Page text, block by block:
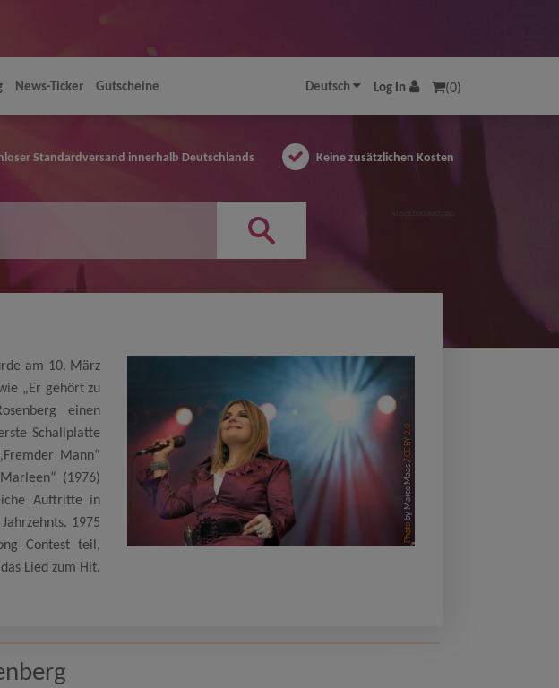
Deutsch Log In (0)
News-Ticker Gutscheine
Standardversand innerhalb Deutschlands Keine zusätzlichen Kosten
am 10. März
„Er gehört zu
einen
Schallplatte
Mann“
(1976)
Auftritte in
1975
Contest teil,
Lied zum Hit.
Photo
by Marco Maas /
CC BY 2.0